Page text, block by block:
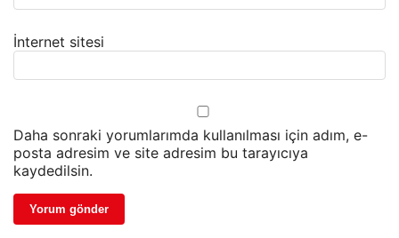
İnternet sitesi
Daha sonraki yorumlarımda kullanılması için adım, e-
posta adresim ve site adresim bu tarayıcıya
kaydedilsin.